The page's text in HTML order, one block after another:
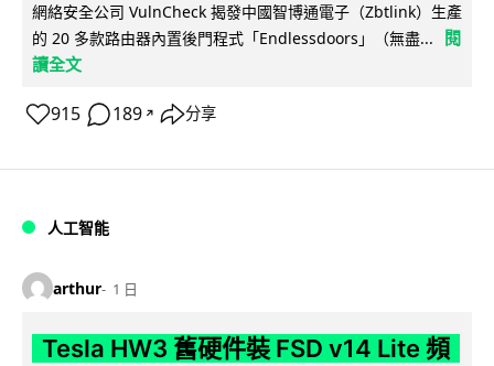
網絡安全公司 VulnCheck 揭發中國智博通電子（Zbtlink）生產
的 20 多款路由器內置後門程式「Endlessdoors」（無盡...
閱
讀全文
915 189 ↗ 分享
人工智能
arthur 1 日
Tesla HW3 舊硬件裝 FSD v14 Lite 頻